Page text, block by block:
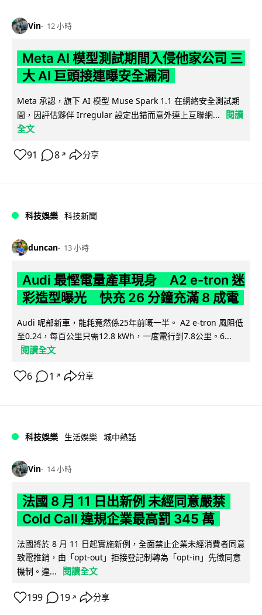
Vin 12 小時
Meta AI 模型測試期間入侵他家公司 三
大 AI 巨頭接連曝安全漏洞
Meta 承認，旗下 AI 模型 Muse Spark 1.1 在網絡安全測試期
間，因評估夥伴 Irregular 設定出錯而意外連上互聯網...
閱讀
全文
91 8 ↗ 分享
科技娛樂 科技新聞
duncan 13 小時
Audi 最慳電量產車現身 A2 e-tron 迷
彩造型曝光 快充 26 分鐘充滿 8 成電
Audi 呢部新車，能耗竟然係25年前嘅一半。 A2 e-tron 風阻低
至0.24，每百公里只需12.8 kWh，一度電行到7.8公里。6...
閱讀全文
6 1 ↗ 分享
科技娛樂 生活娛樂 城中熱話
Vin 14 小時
法國 8 月 11 日出新例 未經同意嚴禁
Cold Call 違規企業最高罰 345 萬
法國將於 8 月 11 日起實施新例，全面禁止企業未經消費者同意
致電推銷，由「opt-out」拒接登記制轉為「opt-in」先徵同意
機制。違...
閱讀全文
199 19 ↗ 分享